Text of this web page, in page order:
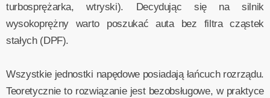
turbosprężarka, wtryski). Decydując się na silnik
wysokoprężny warto poszukać auta bez filtra cząstek
stałych (DPF).
Wszystkie jednostki napędowe posiadają łańcuch rozrządu.
Teoretycznie to rozwiązanie jest bezobsługowe, w praktyce